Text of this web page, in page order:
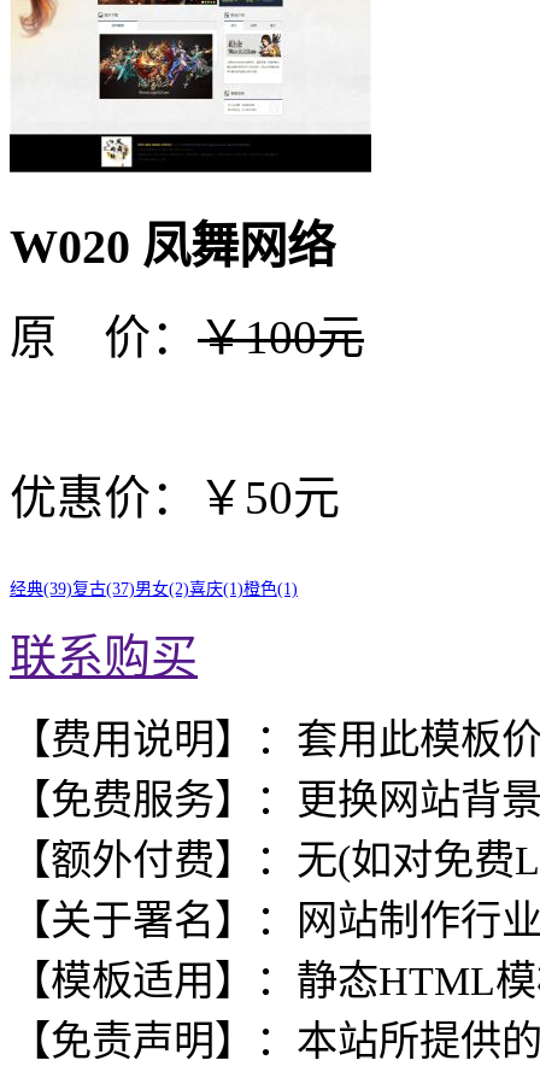
W020 凤舞网络
原 价： ￥100元
优惠价：￥50元
经典(39)复古(37)男女(2)喜庆(1)橙色(1)
联系购买
【费用说明】：套用此模板
【免费服务】：更换网站背
【额外付费】：无(如对免
【关于署名】：网站制作行
【模板适用】：静态HTML
【免责声明】：本站所提供